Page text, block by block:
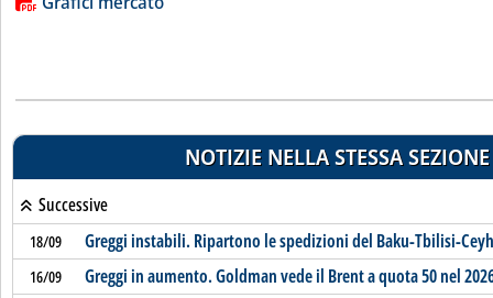
NOTIZIE NELLA STESSA SEZIONE
Successive
18/09 Greggi instabili. Ripartono le spedizioni del Baku-Tbilisi-
16/09 Greggi in aumento. Goldman vede il Brent a quota 50 nel